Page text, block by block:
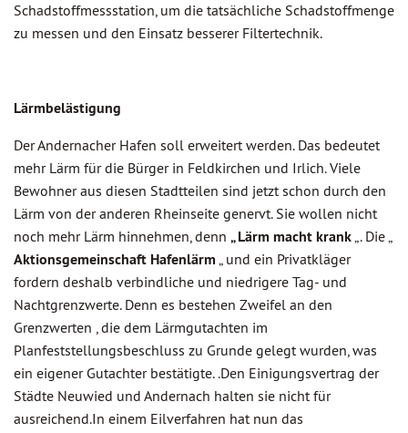
Schadstoffmessstation, um die tatsächliche Schadstoffmenge
zu messen und den Einsatz besserer Filtertechnik.
Lärmbelästigung
Der Andernacher Hafen soll erweitert werden. Das bedeutet
mehr Lärm für die Bürger in Feldkirchen und Irlich. Viele
Bewohner aus diesen Stadtteilen sind jetzt schon durch den
Lärm von der anderen Rheinseite genervt. Sie wollen nicht
noch mehr Lärm hinnehmen, denn „ Lärm macht krank„. Die „
Aktionsgemeinschaft Hafenlärm „ und ein Privatkläger
fordern deshalb verbindliche und niedrigere Tag- und
Nachtgrenzwerte. Denn es bestehen Zweifel an den
Grenzwerten , die dem Lärmgutachten im
Planfeststellungsbeschluss zu Grunde gelegt wurden, was
ein eigener Gutachter bestätigte. .Den Einigungsvertrag der
Städte Neuwied und Andernach halten sie nicht für
ausreichend.In einem Eilverfahren hat nun das